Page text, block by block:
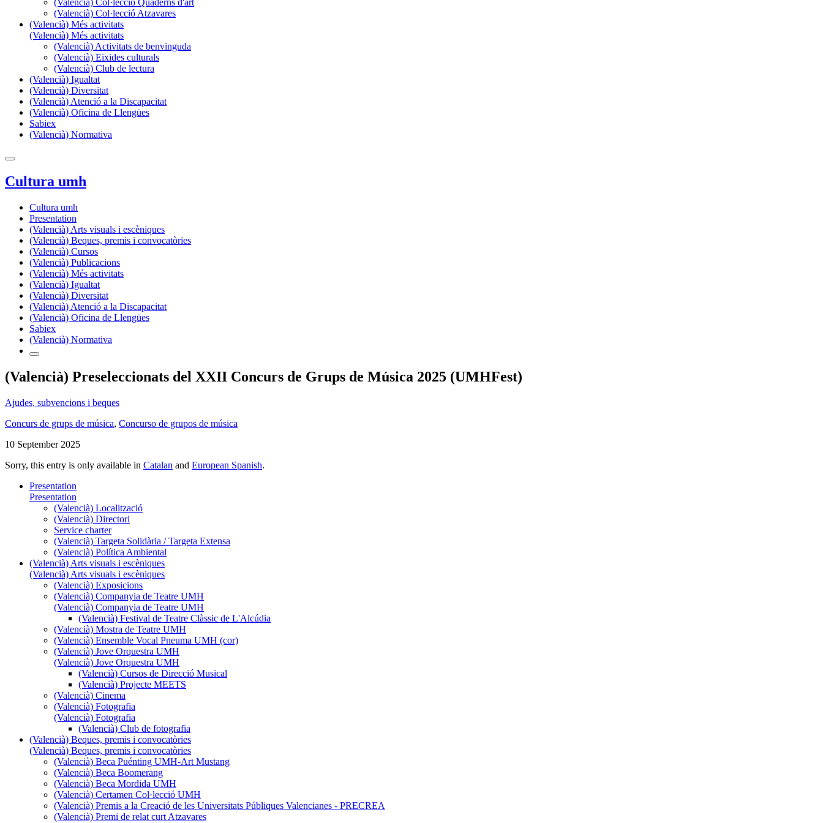
(Valencià) Col·lecció Quaderns d'art
(Valencià) Col·lecció Atzavares
(Valencià) Més activitats
(Valencià) Més activitats
(Valencià) Activitats de benvinguda
(Valencià) Eixides culturals
(Valencià) Club de lectura
(Valencià) Igualtat
(Valencià) Diversitat
(Valencià) Atenció a la Discapacitat
(Valencià) Oficina de Llengües
Sabiex
(Valencià) Normativa
Cultura umh
Cultura umh
Presentation
(Valencià) Arts visuals i escèniques
(Valencià) Beques, premis i convocatòries
(Valencià) Cursos
(Valencià) Publicacions
(Valencià) Més activitats
(Valencià) Igualtat
(Valencià) Diversitat
(Valencià) Atenció a la Discapacitat
(Valencià) Oficina de Llengües
Sabiex
(Valencià) Normativa
(Valencià) Preseleccionats del XXII Concurs de Grups de Música 2025 (UMHFest)
Ajudes, subvencions i beques
Concurs de grups de música, Concurso de grupos de música
10 September 2025
Sorry, this entry is only available in Catalan and European Spanish.
Presentation
Presentation
(Valencià) Localització
(Valencià) Directori
Service charter
(Valencià) Targeta Solidària / Targeta Extensa
(Valencià) Política Ambiental
(Valencià) Arts visuals i escèniques
(Valencià) Arts visuals i escèniques
(Valencià) Exposicions
(Valencià) Companyia de Teatre UMH
(Valencià) Companyia de Teatre UMH
(Valencià) Festival de Teatre Clàssic de L'Alcúdia
(Valencià) Mostra de Teatre UMH
(Valencià) Ensemble Vocal Pneuma UMH (cor)
(Valencià) Jove Orquestra UMH
(Valencià) Jove Orquestra UMH
(Valencià) Cursos de Direcció Musical
(Valencià) Projecte MEETS
(Valencià) Cinema
(Valencià) Fotografia
(Valencià) Fotografia
(Valencià) Club de fotografia
(Valencià) Beques, premis i convocatòries
(Valencià) Beques, premis i convocatòries
(Valencià) Beca Puénting UMH-Art Mustang
(Valencià) Beca Boomerang
(Valencià) Beca Mordida UMH
(Valencià) Certamen Col·lecció UMH
(Valencià) Premis a la Creació de les Universitats Públiques Valencianes - PRECREA
(Valencià) Premi de relat curt Atzavares